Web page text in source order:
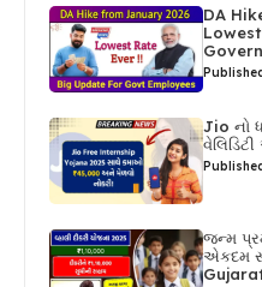
DA
Jio નો
જન્મ
એકદમ